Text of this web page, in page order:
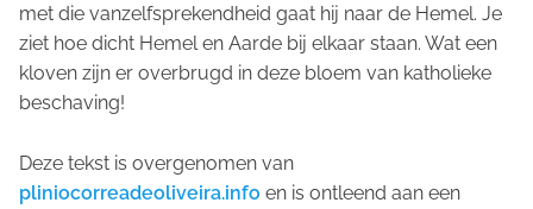
met die vanzelfsprekendheid gaat hij naar de Hemel. Je
ziet hoe dicht Hemel en Aarde bij elkaar staan. Wat een
kloven zijn er overbrugd in deze bloem van katholieke
beschaving!
Deze tekst is overgenomen van
pliniocorreadeoliveira.info en is ontleend aan een